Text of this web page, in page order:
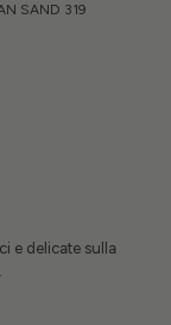
SAND 319
e delicate sulla